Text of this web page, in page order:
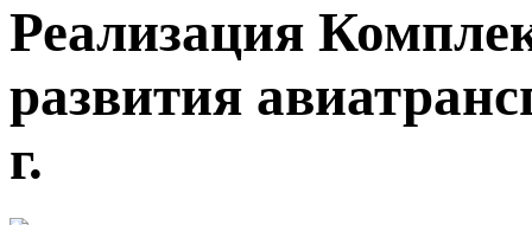
Реализация
развития
г.